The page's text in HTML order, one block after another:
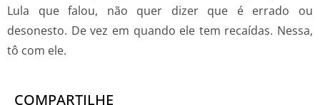
Lula que falou, não quer dizer que é errado ou
desonesto. De vez em quando ele tem recaídas. Nessa,
tô com ele.
COMPARTILHE